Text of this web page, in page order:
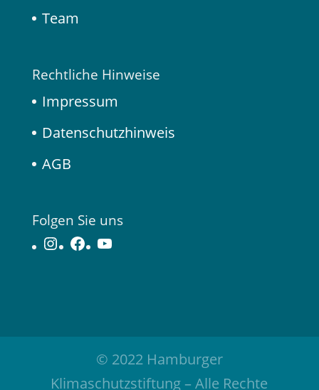
Team
Rechtliche Hinweise
Impressum
Datenschutzhinweis
AGB
Folgen Sie uns
Instagram
Facebook
YouTube
© 2022 Hamburger
Klimaschutzstiftung – Alle Rechte